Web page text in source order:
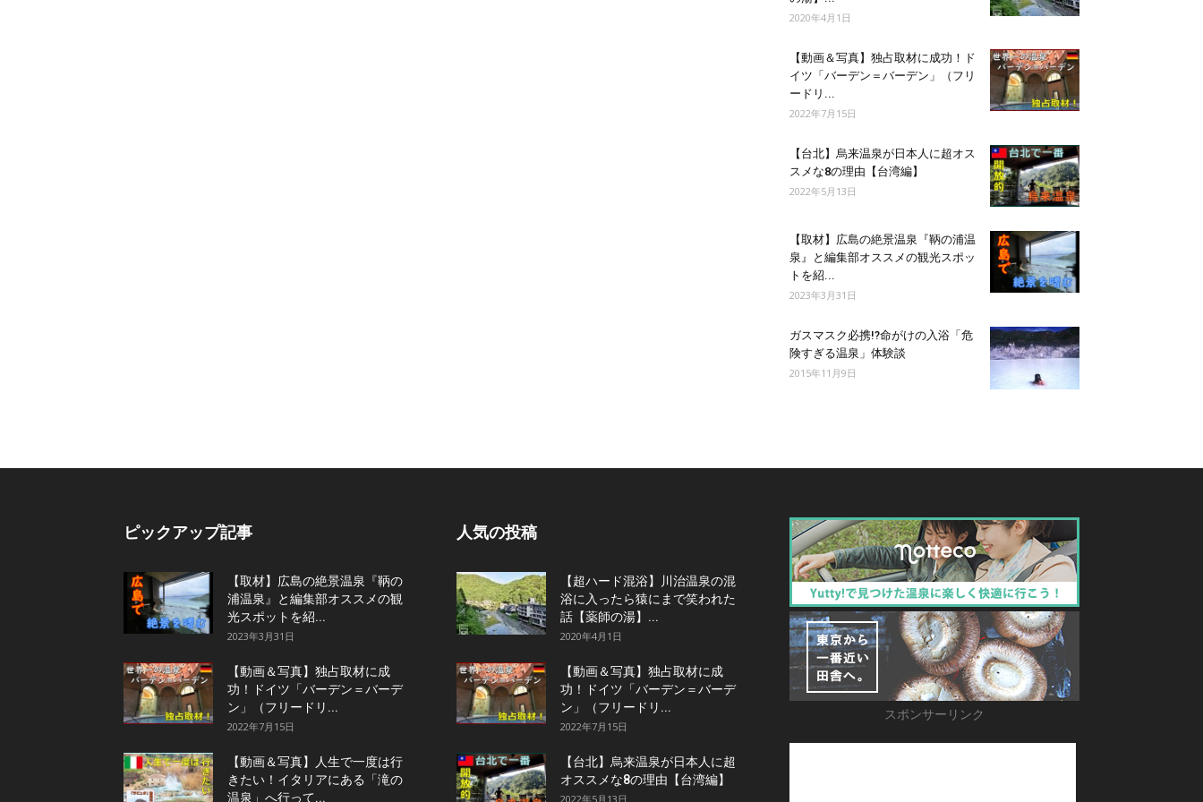
2020年4月1日
【動画＆写真】独占取材に成功！ド
イツ「バーデン＝バーデン」（フリ
ードリ...
2022年7月15日
【台北】烏来温泉が日本人に超オス
スメな8の理由【台湾編】
2022年5月13日
【取材】広島の絶景温泉『鞆の浦温
泉』と編集部オススメの観光スポッ
トを紹...
2023年3月31日
ガスマスク必携!?命がけの入浴「危
険すぎる温泉」体験談
2015年11月9日
ピックアップ記事
【取材】広島の絶景温泉『鞆の
浦温泉』と編集部オススメの観
光スポットを紹...
2023年3月31日
【動画＆写真】独占取材に成
功！ドイツ「バーデン＝バーデ
ン」（フリードリ...
2022年7月15日
【動画＆写真】人生で一度は行
きたい！イタリアにある「滝の
温泉」へ行って...
人気の投稿
【超ハード混浴】川治温泉の混
浴に入ったら猿にまで笑われた
話【薬師の湯】...
2020年4月1日
【動画＆写真】独占取材に成
功！ドイツ「バーデン＝バーデ
ン」（フリードリ...
2022年7月15日
【台北】烏来温泉が日本人に超
オススメな8の理由【台湾編】
2022年5月13日
スポンサーリンク